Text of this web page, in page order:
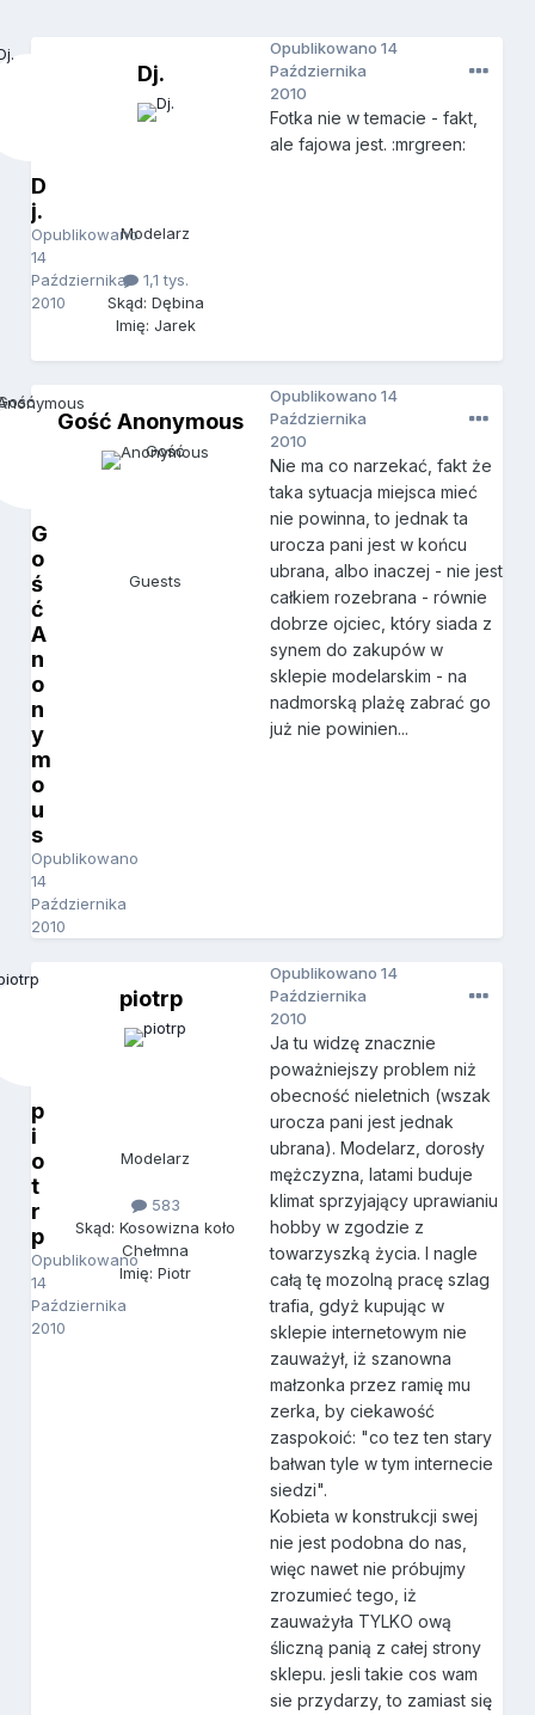
D
j.
Opublikowano
14
Października
2010
Dj.
Modelarz
1,1 tys.
Skąd: Dębina
Imię: Jarek
Opublikowano14
Października
2010
Fotka nie w temacie - fakt,
ale fajowa jest. :mrgreen:
G
o
ś
ć
A
n
o
n
y
m
o
u
s
Opublikowano
14
Października
2010
Gość Anonymous
Guests
Opublikowano14
Października
2010
Nie ma co narzekać, fakt że
taka sytuacja miejsca mieć
nie powinna, to jednak ta
urocza pani jest w końcu
ubrana, albo inaczej - nie jest
całkiem rozebrana - równie
dobrze ojciec, który siada z
synem do zakupów w
sklepie modelarskim - na
nadmorską plażę zabrać go
już nie powinien...
p
i
o
t
r
p
Opublikowano
14
Października
2010
piotrp
Modelarz
583
Skąd: Kosowizna koło
Chełmna
Imię: Piotr
Opublikowano14
Października
2010
Ja tu widzę znacznie
poważniejszy problem niż
obecność nieletnich (wszak
urocza pani jest jednak
ubrana). Modelarz, dorosły
mężczyzna, latami buduje
klimat sprzyjający uprawianiu
hobby w zgodzie z
towarzyszką życia. I nagle
całą tę mozolną pracę szlag
trafia, gdyż kupując w
sklepie internetowym nie
zauważył, iż szanowna
małzonka przez ramię mu
zerka, by ciekawość
zaspokoić: "co tez ten stary
bałwan tyle w tym internecie
siedzi".
Kobieta w konstrukcji swej
nie jest podobna do nas,
więc nawet nie próbujmy
zrozumieć tego, iż
zauważyła TYLKO ową
śliczną panią z całej strony
sklepu. jesli takie cos wam
sie przydarzy, to zamiast się